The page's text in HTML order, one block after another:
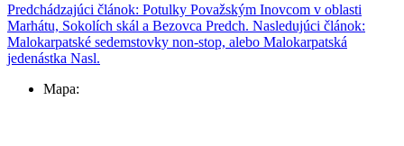
Predchádzajúci článok: Potulky Považským Inovcom v oblasti
Marhátu, Sokolích skál a Bezovca Predch. Nasledujúci článok:
Malokarpatské sedemstovky non-stop, alebo Malokarpatská
jedenástka Nasl.
Mapa: